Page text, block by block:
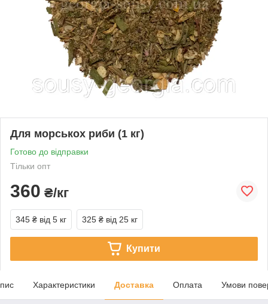
Для морськох риби (1 кг)
Готово до відправки
Тільки опт
360 ₴/кг
345 ₴ від 5 кг 325 ₴ від 25 кг
Купити
Характеристики Доставка Оплата Умови